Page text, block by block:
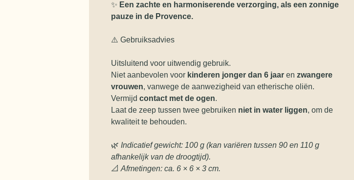
✨ Een zachte en harmoniserende verzorging, als een zonnige
pauze in de Provence.
⚠️ Gebruiksadvies
Uitsluitend voor uitwendig gebruik.
Niet aanbevolen voor kinderen jonger dan 6 jaar en zwangere
vrouwen, vanwege de aanwezigheid van etherische oliën.
Vermijd contact met de ogen.
Laat de zeep tussen twee gebruiken niet in water liggen, om de
kwaliteit te behouden.
🌿 Indicatief gewicht: 100 g (kan variëren tussen 90 en 110 g
afhankelijk van de droogtijd).
📐 Afmetingen: ca. 6 × 6 × 3 cm.